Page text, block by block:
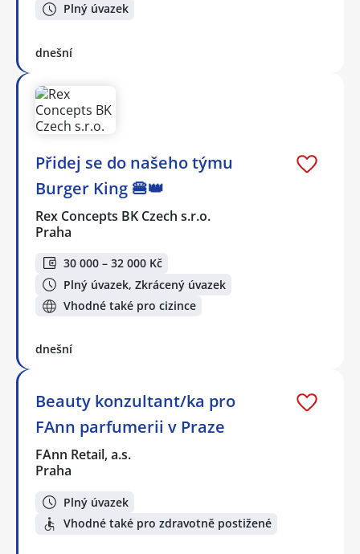
Plný úvazek
dnešní
Přidej se do našeho týmu
Burger King 🍔👑
Rex Concepts BK Czech s.r.o.
Praha
30 000 – 32 000 Kč
Plný úvazek, Zkrácený úvazek
Vhodné také pro cizince
dnešní
Beauty konzultant/ka pro
FAnn parfumerii v Praze
FAnn Retail, a.s.
Praha
Plný úvazek
Vhodné také pro zdravotně postižené